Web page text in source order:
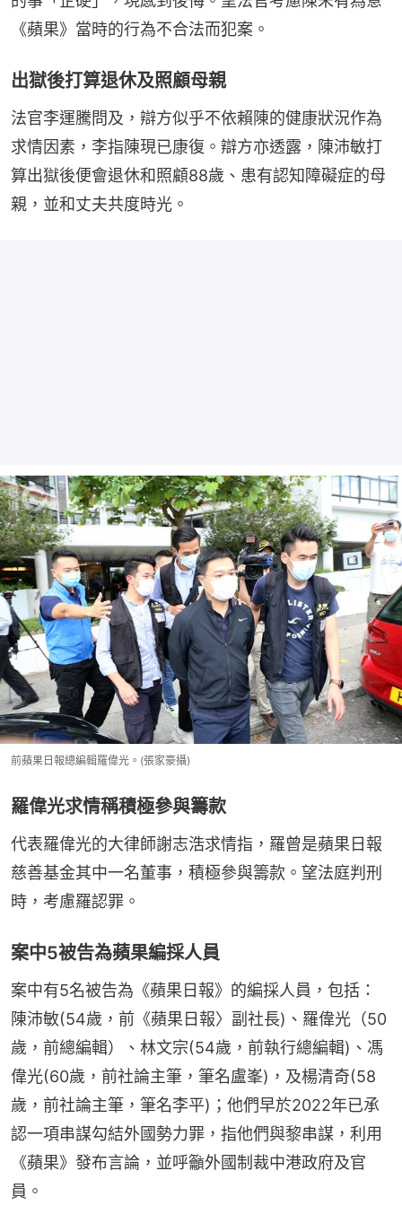
《蘋果》當時的行為不合法而犯案。
出獄後打算退休及照顧母親
法官李運騰問及，辯方似乎不依賴陳的健康狀況作為
求情因素，李指陳現已康復。辯方亦透露，陳沛敏打
算出獄後便會退休和照顧88歲、患有認知障礙症的母
親，並和丈夫共度時光。
前蘋果日報總編輯羅偉光。(張家豪攝)
羅偉光求情稱積極參與籌款
代表羅偉光的大律師謝志浩求情指，羅曾是蘋果日報
慈善基金其中一名董事，積極參與籌款。望法庭判刑
時，考慮羅認罪。
案中5被告為蘋果編採人員
案中有5名被告為《蘋果日報》的編採人員，包括：
陳沛敏(54歲，前《蘋果日報〉副社長)、羅偉光（50
歲，前總編輯）、林文宗(54歲，前執行總編輯)、馮
偉光(60歲，前社論主筆，筆名盧峯)，及楊清奇(58
歲，前社論主筆，筆名李平)；他們早於2022年已承
認一項串謀勾結外國勢力罪，指他們與黎串謀，利用
《蘋果》發布言論，並呼籲外國制裁中港政府及官
員。